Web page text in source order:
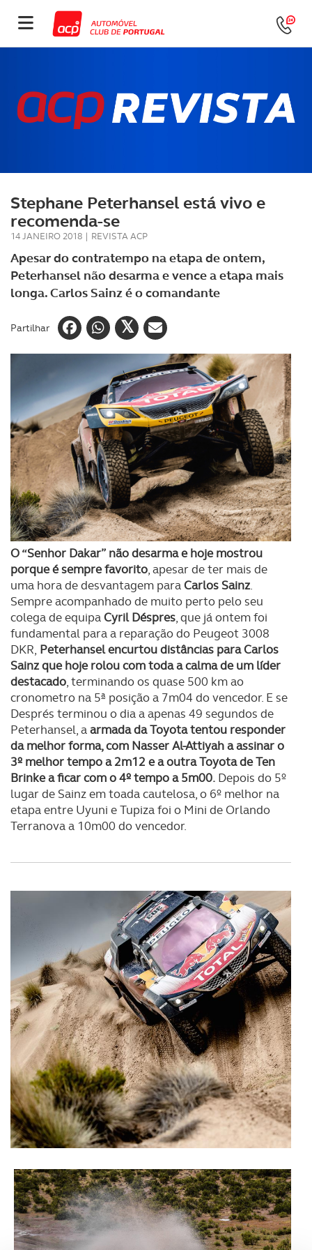
Stephane Peterhansel está vivo e
recomenda-se
14 JANEIRO 2018 | REVISTA ACP
Apesar do contratempo na etapa de ontem,
Peterhansel não desarma e vence a etapa mais
longa. Carlos Sainz é o comandante
Partilhar
O “Senhor Dakar” não desarma e hoje mostrou
porque é sempre favorito, apesar de ter mais de
uma hora de desvantagem paraCarlos Sainz.
Sempre acompanhado de muito perto pelo seu
colega de equipaCyril Déspres, que já ontem foi
fundamental para a reparação do Peugeot 3008
DKR, Peterhansel encurtou distâncias para Carlos
Sainz que hoje rolou com toda a calma de um líder
destacado, terminando os quase 500 km ao
cronometro na 5ª posição a 7m04 do vencedor. E se
Després terminou o dia a apenas 49 segundos de
Peterhansel, aarmada da Toyota tentou responder
da melhor forma, com Nasser Al-Attiyah a assinar o
3º melhor tempo a 2m12 e a outra Toyota de Ten
Brinke a ficar com o 4º tempo a 5m00. Depois do 5º
lugar de Sainz em toada cautelosa, o 6º melhor na
etapa entre Uyuni e Tupiza foi o Mini de Orlando
Terranova a 10m00 do vencedor.